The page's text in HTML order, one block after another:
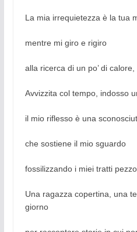
La mia irrequietezza è la tua
mentre mi giro e rigiro
alla ricerca di un po’ di
Avvizzita col tempo, indosso
il mio riflesso è una
che sostiene il mio sguardo
fossilizzando i miei tratti
Una ragazza copertina, una
giorno